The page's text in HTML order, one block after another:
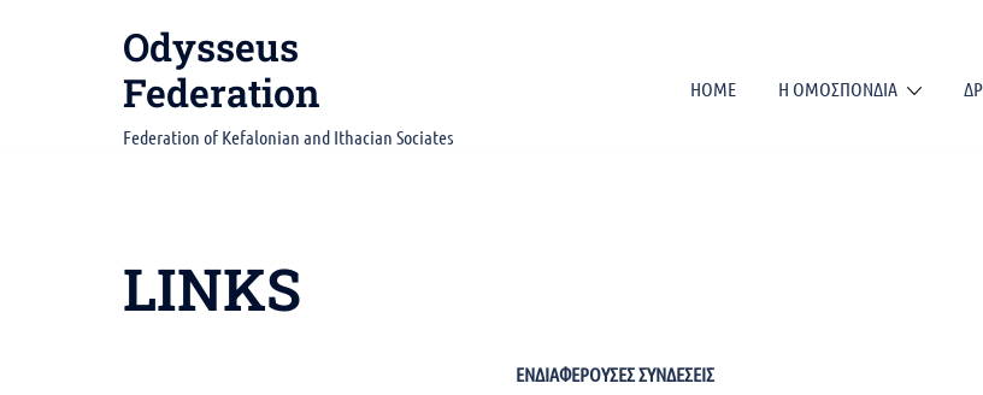
Odysseus
Federation
Federation of Kefalonian and Ithacian Sociates
HOME Η ΟΜΟΣΠΟΝΔΙΑ
LINKS
ΕΝΔΙΑΦΕΡΟΥΣΕΣ ΣΥΝΔΕΣΕΙΣ